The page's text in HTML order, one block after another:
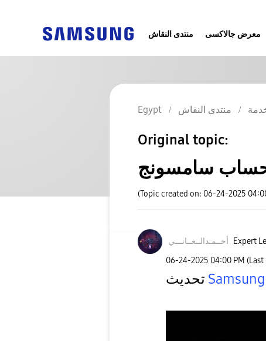
منتدى النقاش معرض جالاكسى
Egypt منتدى النقاش
Original topic:
سامسونج
(Topic created on: 06-24-2025
أحــمـدالــعــانـــي Expert
‎06-24-2025 04:00 PM (Last